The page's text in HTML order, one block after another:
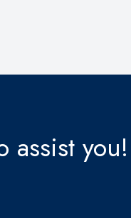
assist you!